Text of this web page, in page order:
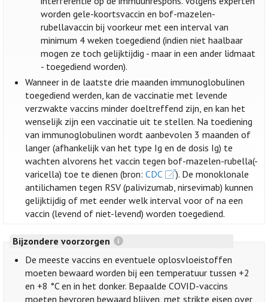
worden gele-koortsvaccin en bof-mazelen-
rubellavaccin bij voorkeur met een interval van
minimum 4 weken toegediend (indien niet haalbaar
mogen ze toch gelijktijdig - maar in een ander lidmaat
- toegediend worden).
Wanneer in de laatste drie maanden immunoglobulinen
toegediend werden, kan de vaccinatie met levende
verzwakte vaccins minder doeltreffend zijn, en kan het
wenselijk zijn een vaccinatie uit te stellen. Na toediening
van immunoglobulinen wordt aanbevolen 3 maanden of
langer (afhankelijk van het type Ig en de dosis Ig) te
wachten alvorens het vaccin tegen bof-mazelen-rubella(-
varicella) toe te dienen (bron:CDC
). De monoklonale
antilichamen tegen RSV (palivizumab, nirsevimab) kunnen
gelijktijdig of met eender welk interval voor of na een
vaccin (levend of niet-levend) worden toegediend.
Bijzondere voorzorgen
De meeste vaccins en eventuele oplosvloeistoffen
moeten bewaard worden bij een temperatuur tussen +2
en +8 °C en in het donker. Bepaalde COVID-vaccins
moeten bevroren bewaard blijven, met strikte eisen over